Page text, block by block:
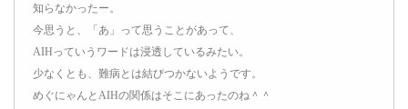
知らなかったー。
今思うと、「あ」って思うことがあって、
AIHっていうワードは浸透しているみたい。
少なくとも、難病とは結びつかないようです。
めぐにゃんとAIHの関係はそこにあったのね＾＾